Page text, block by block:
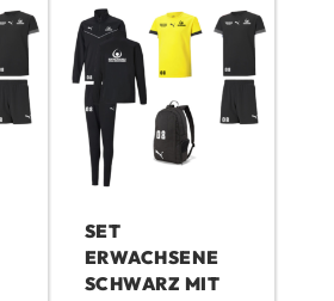
SET
ERWACHSENE
SCHWARZ MIT